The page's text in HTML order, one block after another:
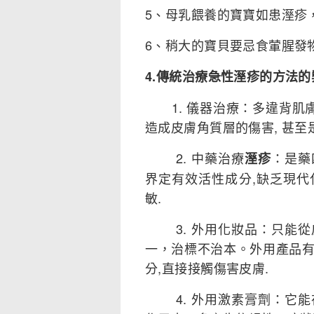
5、母乳餵養的寶寶如患溼
6、稍大的寶貝要忌食葷腥
4.傳統治療急性溼疹的方法
1. 儀器治療：多違背肌
造成皮膚角質層的傷害, 甚
2. 中藥治療溼疹：是
界定有效活性成分,缺乏現
敏.
3. 外用化妝品：只能從
一，治標不治本。外用產品
分,直接接觸傷害皮膚.
4. 外用激素膏劑：它能